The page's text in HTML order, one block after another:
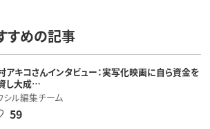
すめの記事
アキコさんインタビュー：実写化映画に自ら資金を
し大成…
シル編集チーム
59